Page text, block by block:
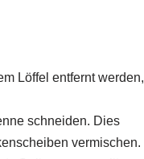
Löffel entfernt werden,
schneiden. Dies
vermischen.